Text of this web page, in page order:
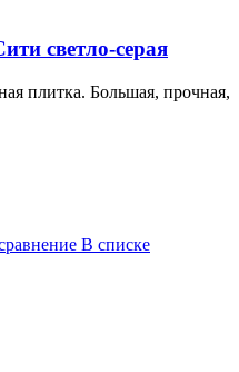
светло-серая
плитка. Большая, прочная,
В списке